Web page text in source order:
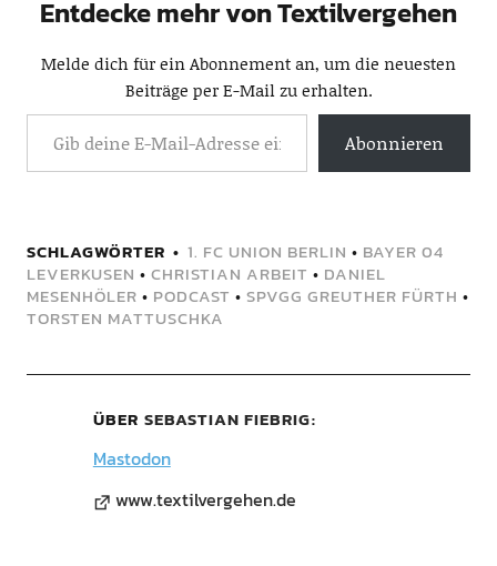
Entdecke mehr von Textilvergehen
Melde dich für ein Abonnement an, um die neuesten
Beiträge per E-Mail zu erhalten.
Abonnieren
SCHLAGWÖRTER 1. FC UNION BERLIN • BAYER 04
LEVERKUSEN • CHRISTIAN ARBEIT • DANIEL
MESENHÖLER • PODCAST • SPVGG GREUTHER FÜRTH •
TORSTEN MATTUSCHKA
ÜBER SEBASTIAN FIEBRIG
Mastodon
www.textilvergehen.de